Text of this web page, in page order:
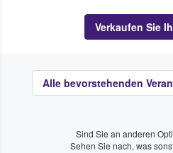
Verkaufen Sie
Alle bevorstehenden
Sind Sie an anderen
Sehen Sie nach, was